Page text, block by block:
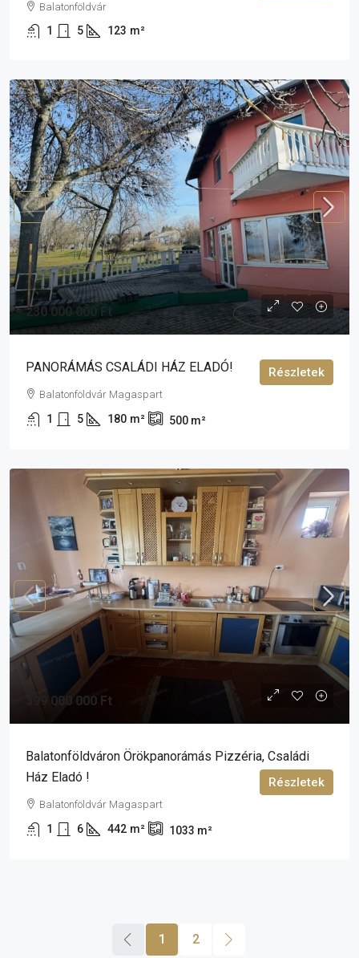
Balatonföldvár
1 5 123 m²
230 000 000 Ft
PANORÁMÁS CSALÁDI HÁZ ELADÓ!
Balatonföldvár Magaspart
1 5 180 m² 500 m²
Részletek
399 000 000 Ft
Balatonföldváron Örökpanorámás Pizzéria, Családi
Ház Eladó !
Balatonföldvár Magaspart
1 6 442 m² 1033 m²
Részletek
1 2